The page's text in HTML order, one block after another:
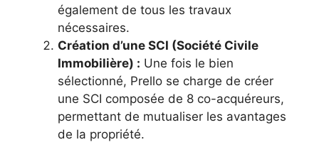
également de tous les travaux
nécessaires.
Création d’une SCI (Société Civile
Immobilière) : Une fois le bien
sélectionné, Prello se charge de créer
une SCI composée de 8 co-acquéreurs,
permettant de mutualiser les avantages
de la propriété.